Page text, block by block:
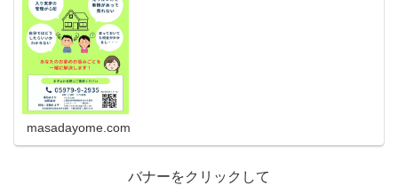
masadayome.com
バナーをクリックして